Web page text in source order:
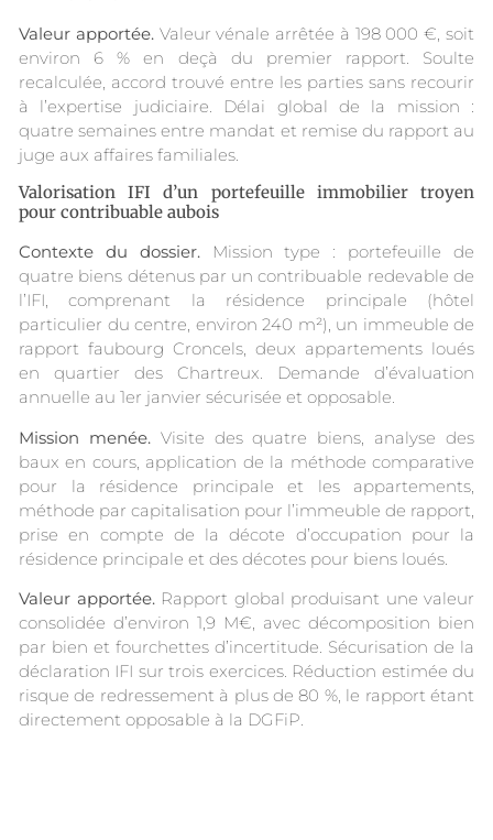
Valeur apportée.Valeur vénale arrêtée à 198 000 €, soit
environ 6 % en deçà du premier rapport. Soulte
recalculée, accord trouvé entre les parties sans recourir
à l’expertise judiciaire. Délai global de la mission :
quatre semaines entre mandat et remise du rapport au
juge aux affaires familiales.
Valorisation IFI d’un portefeuille immobilier troyen
pour contribuable aubois
Contexte du dossier.Mission type : portefeuille de
quatre biens détenus par un contribuable redevable de
l’IFI, comprenant la résidence principale (hôtel
particulier du centre, environ 240 m²), un immeuble de
rapport faubourg Croncels, deux appartements loués
en quartier des Chartreux. Demande d’évaluation
annuelle au 1er janvier sécurisée et opposable.
Mission menée. Visite des quatre biens, analyse des
baux en cours, application de la méthode comparative
pour la résidence principale et les appartements,
méthode par capitalisation pour l’immeuble de rapport,
prise en compte de la décote d’occupation pour la
résidence principale et des décotes pour biens loués.
Valeur apportée.Rapport global produisant une valeur
consolidée d’environ 1,9 M€, avec décomposition bien
par bien et fourchettes d’incertitude. Sécurisation de la
déclaration IFI sur trois exercices. Réduction estimée du
risque de redressement à plus de 80 %, le rapport étant
directement opposable à la DGFiP.